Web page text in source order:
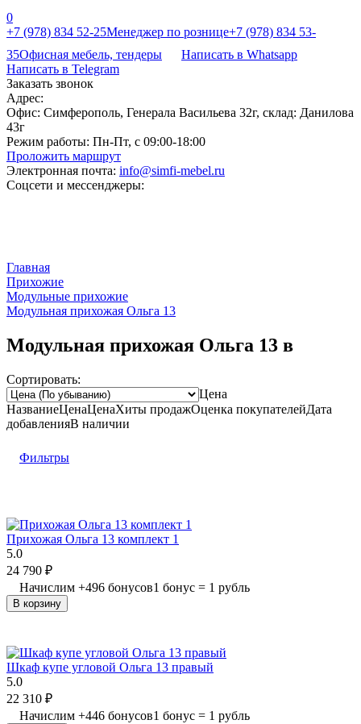
0
+7 (978) 834 52-25Менеджер по рознице+7 (978) 834 53-
35Офисная мебель, тендеры
Написать в Whatsapp
Написать в Telegram
Заказать звонок
Адрес:
Офис: Симферополь, Генерала Васильева 32г, склад: Данилова
43г
Режим работы: Пн-Пт, с 09:00-18:00
Проложить маршрут
Электронная почта: info@simfi-mebel.ru
Соцсети и мессенджеры:
Главная
Прихожие
Модульные прихожие
Модульная прихожая Ольга 13
Модульная прихожая Ольга 13 в
Сортировать:
Цена
НазваниеЦенаЦенаХиты продажОценка покупателейДата
добавленияВ наличии
Фильтры
Прихожая Ольга 13 комплект 1
5.0
24 790 ₽
Начислим +496 бонусов1 бонус = 1 рубль
В корзину
Шкаф купе угловой Ольга 13 правый
5.0
22 310 ₽
Начислим +446 бонусов1 бонус = 1 рубль